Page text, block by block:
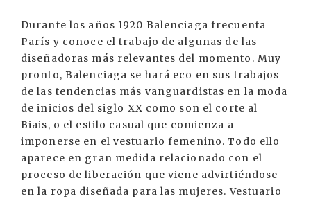
Durante los años 1920 Balenciaga frecuenta
París y conoce el trabajo de algunas de las
diseñadoras más relevantes del momento. Muy
pronto, Balenciaga se hará eco en sus trabajos
de las tendencias más vanguardistas en la moda
de inicios del siglo XX como son el corte al
Biais, o el estilo casual que comienza a
imponerse en el vestuario femenino. Todo ello
aparece en gran medida relacionado con el
proceso de liberación que viene advirtiéndose
en la ropa diseñada para las mujeres. Vestuario